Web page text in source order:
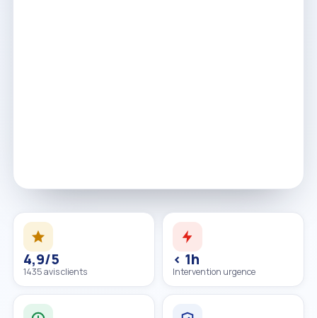
4,9/5
1435 avis clients
< 1h
Intervention urgence